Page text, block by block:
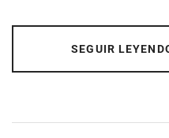
SEGUIR